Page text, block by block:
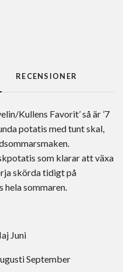
RECENSIONER
Kullens Favorit’ så är ’7
potatis med tunt skal,
som klarar att växa
skörda tidigt på
hela sommaren.
Juni
September